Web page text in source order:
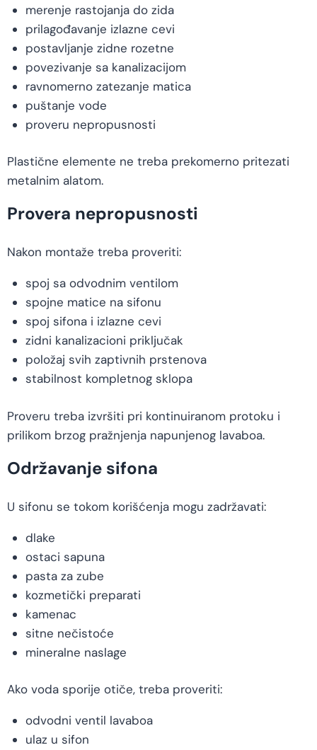
merenje rastojanja do zida
prilagođavanje izlazne cevi
postavljanje zidne rozetne
povezivanje sa kanalizacijom
ravnomerno zatezanje matica
puštanje vode
proveru nepropusnosti
Plastične elemente ne treba prekomerno pritezati
metalnim alatom.
Provera nepropusnosti
Nakon montaže treba proveriti:
spoj sa odvodnim ventilom
spojne matice na sifonu
spoj sifona i izlazne cevi
zidni kanalizacioni priključak
položaj svih zaptivnih prstenova
stabilnost kompletnog sklopa
Proveru treba izvršiti pri kontinuiranom protoku i
prilikom brzog pražnjenja napunjenog lavaboa.
Održavanje sifona
U sifonu se tokom korišćenja mogu zadržavati:
dlake
ostaci sapuna
pasta za zube
kozmetički preparati
kamenac
sitne nečistoće
mineralne naslage
Ako voda sporije otiče, treba proveriti:
odvodni ventil lavaboa
ulaz u sifon